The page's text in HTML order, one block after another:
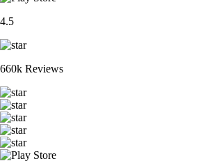
4.5
660k Reviews